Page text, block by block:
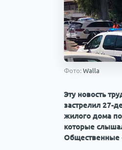
Фото: Walla
Эту новость
застрелил 27-
жилого дома
которые
Общественные